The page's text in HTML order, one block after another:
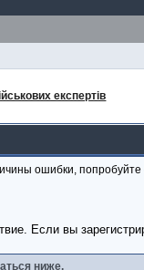
експертів
ошибки,
Если вы
ниже.